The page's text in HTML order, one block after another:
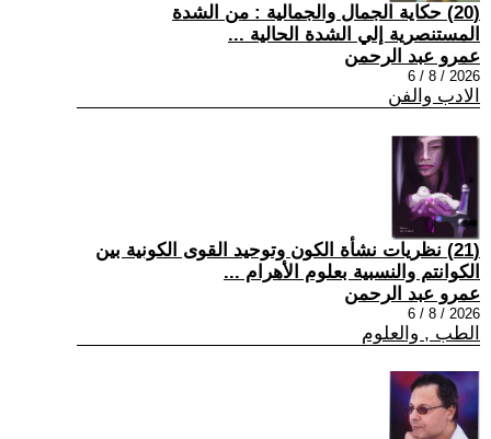
(20) حكاية الجمال والجمالية : من الشدة
المستنصرية إلي الشدة الحالية ...
عمرو عبد الرحمن
2026 / 8 / 6
الادب والفن
(21) نظريات نشأة الكون وتوحيد القوى الكونية بين
الكوانتم والنسبية بعلوم الأهرام ...
عمرو عبد الرحمن
2026 / 8 / 6
الطب , والعلوم